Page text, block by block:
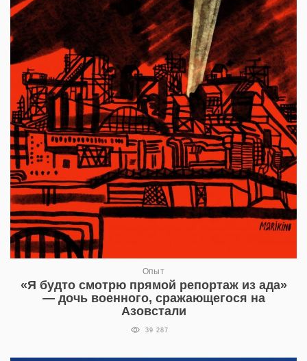
Опыт
«Я будто смотрю прямой репортаж из ада»
— дочь военного, сражающегося на
Азовстали
39 287